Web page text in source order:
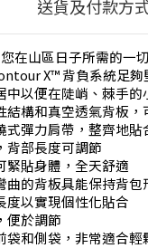
送貨及付款方
在山區日子所需的一
X™ 背負系統足
中以便在陡峭、棘手的
結構和真空透氣背板
式彈力肩帶，整齊地貼
背部長度可調節
緊貼身體，全天舒適
曲的背板具能保持背包
度以實現個性化貼合
便於調節
袋和側袋，非常適合輕